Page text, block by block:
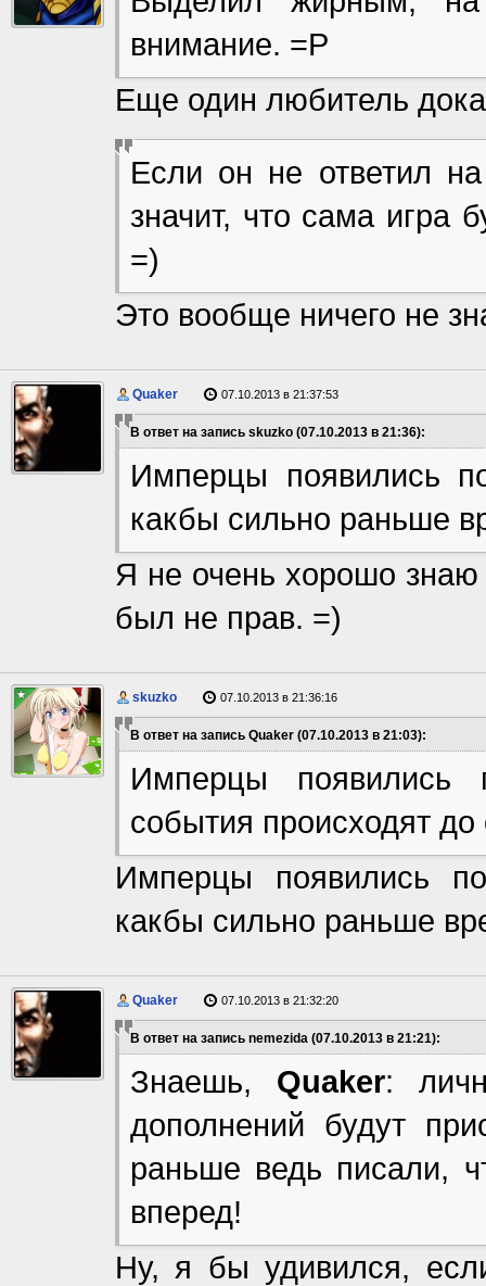
внимание. =Р
Еще один любитель
Если он не ответил
значит, что сама игра
=)
Это вообще ничего не
Quaker 07.10.2013 в 21:37:53
В ответ на запись skuzko (07.10.2013 в 21:36):
Имперцы появились
какбы сильно раньше
Я не очень хорошо
был не прав. =)
skuzko 07.10.2013 в 21:36:16
В ответ на запись Quaker (07.10.2013 в 21:03):
Имперцы появились
события происходят
Имперцы появились
какбы сильно раньше
Quaker 07.10.2013 в 21:32:20
В ответ на запись nemezida (07.10.2013 в 21:21):
Знаешь, Quaker:
дополнений будут
раньше ведь писали,
вперед!
Ну, я бы удивился,